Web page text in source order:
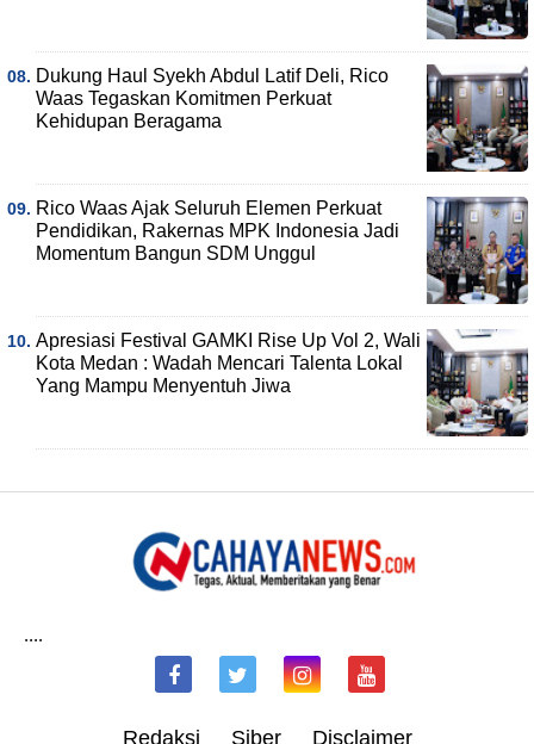
Dukung Haul Syekh Abdul Latif Deli, Rico
Waas Tegaskan Komitmen Perkuat
Kehidupan Beragama
Rico Waas Ajak Seluruh Elemen Perkuat
Pendidikan, Rakernas MPK Indonesia Jadi
Momentum Bangun SDM Unggul
Apresiasi Festival GAMKI Rise Up Vol 2, Wali
Kota Medan : Wadah Mencari Talenta Lokal
Yang Mampu Menyentuh Jiwa
....
Redaksi Siber Disclaimer